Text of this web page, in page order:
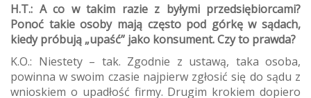
H.T.: A co w takim razie z byłymi przedsiębiorcami?
Ponoć takie osoby mają często pod górkę w sądach,
kiedy próbują „upaść” jako konsument. Czy to prawda?
K.O.: Niestety – tak. Zgodnie z ustawą, taka osoba,
powinna w swoim czasie najpierw zgłosić się do sądu z
wnioskiem o upadłość firmy. Drugim krokiem dopiero